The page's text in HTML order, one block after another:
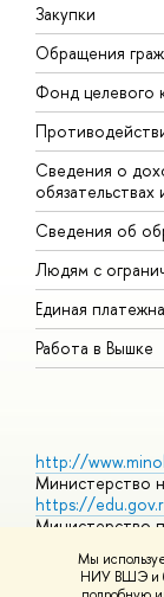
Мы
НИУ ВШЭ и
Закупки
Обращения
Фонд целевого
Сведения о
Сведения об
Людям с
Единая
Работа в Вышке
http://
Министерство
https://
Министерство
Массовые